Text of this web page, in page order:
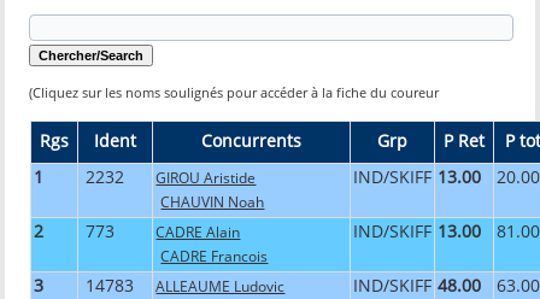
(Cliquez sur les noms soulignés pour accéder à la fiche du coureur
Rgs Ident Concurrents Grp P Ret
P
1
2232
GIROU Aristide
CHAUVIN Noah
IND/SKIFF 13.00 20.00
2 773
CADRE Alain
CADRE Francois
IND/SKIFF 13.00 81.00
3 14783
ALLEAUME Ludovic
IND/SKIFF 48.00 63.00